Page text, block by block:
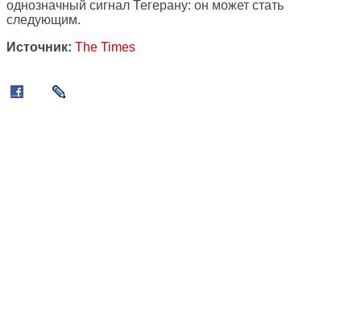
однозначный сигнал Тегерану: он может стать
следующим.
Источник: The Times